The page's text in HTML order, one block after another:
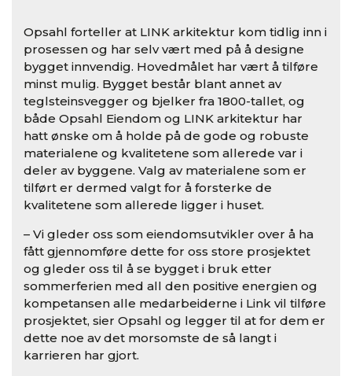
Opsahl forteller at LINK arkitektur kom tidlig inn i
prosessen og har selv vært med på å designe
bygget innvendig. Hovedmålet har vært å tilføre
minst mulig. Bygget består blant annet av
teglsteinsvegger og bjelker fra 1800-tallet, og
både Opsahl Eiendom og LINK arkitektur har
hatt ønske om å holde på de gode og robuste
materialene og kvalitetene som allerede var i
deler av byggene. Valg av materialene som er
tilført er dermed valgt for å forsterke de
kvalitetene som allerede ligger i huset.
– Vi gleder oss som eiendomsutvikler over å ha
fått gjennomføre dette for oss store prosjektet
og gleder oss til å se bygget i bruk etter
sommerferien med all den positive energien og
kompetansen alle medarbeiderne i Link vil tilføre
prosjektet, sier Opsahl og legger til at for dem er
dette noe av det morsomste de så langt i
karrieren har gjort.